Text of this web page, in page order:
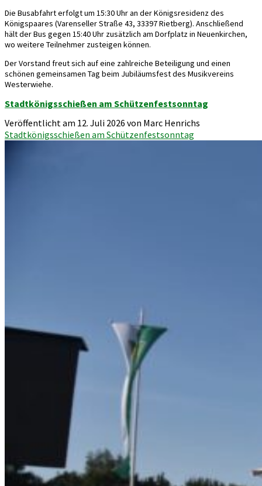
Die Busabfahrt erfolgt um 15:30 Uhr an der Königsresidenz des
Königspaares (Varenseller Straße 43, 33397 Rietberg). Anschließend
hält der Bus gegen 15:40 Uhr zusätzlich am Dorfplatz in Neuenkirchen,
wo weitere Teilnehmer zusteigen können.
Der Vorstand freut sich auf eine zahlreiche Beteiligung und einen
schönen gemeinsamen Tag beim Jubiläumsfest des Musikvereins
Westerwiehe.
Stadtkönigsschießen am Schützenfestsonntag
Veröffentlicht am 12. Juli 2026 von Marc Henrichs
Stadtkönigsschießen am Schützenfestsonntag